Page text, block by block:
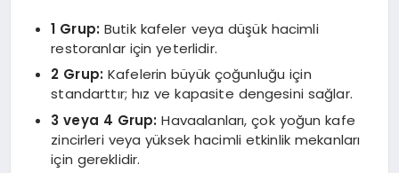
1 Grup: Butik kafeler veya düşük hacimli
restoranlar için yeterlidir.
2 Grup: Kafelerin büyük çoğunluğu için
standarttır; hız ve kapasite dengesini sağlar.
3 veya 4 Grup:Havaalanları, çok yoğun kafe
zincirleri veya yüksek hacimli etkinlik mekanları
için gereklidir.